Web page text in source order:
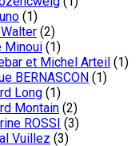
(1)
(2)
Minoui (1)
et Michel Arteil (1)
BERNASCON (1)
Long (1)
Montain (2)
ROSSI (3)
Vuillez (3)